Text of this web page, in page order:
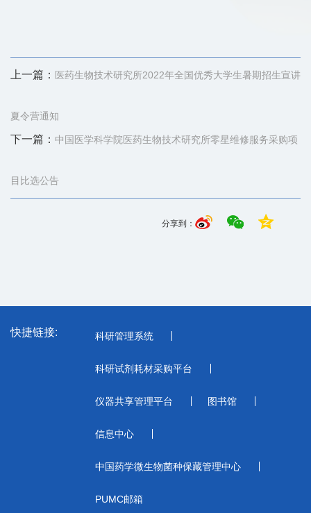
上一篇： 医药生物技术研究所2022年全国优秀大学生暑期招生宣讲
夏令营通知
下一篇： 中国医学科学院医药生物技术研究所零星维修服务采购项
目比选公告
分享到：
快捷链接: 科研管理系统
科研试剂耗材采购平台
仪器共享管理平台 图书馆
信息中心
中国药学微生物菌种保藏管理中心
PUMC邮箱